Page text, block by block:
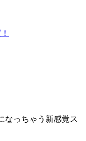
なっちゃう新感覚ス